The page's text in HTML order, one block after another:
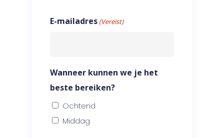
E-mailadres (Vereist)
Wanneer kunnen we je het
beste bereiken?
Ochtend
Middag